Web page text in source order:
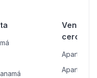
Venta